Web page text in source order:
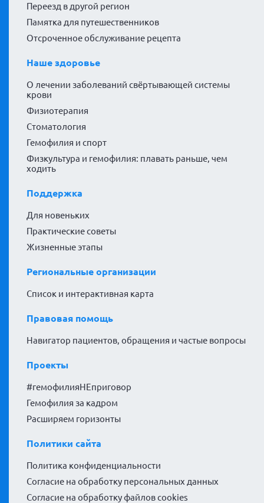
Переезд в другой регион
Памятка для путешественников
Отсроченное обслуживание рецепта
Наше здоровье
О лечении заболеваний свёртывающей системы
крови
Физиотерапия
Стоматология
Гемофилия и спорт
Физкультура и гемофилия: плавать раньше, чем
ходить
Поддержка
Для новеньких
Практические советы
Жизненные этапы
Региональные организации
Список и интерактивная карта
Правовая помощь
Навигатор пациентов, обращения и частые вопросы
Проекты
#гемофилияНЕприговор
Гемофилия за кадром
Расширяем горизонты
Политики сайта
Политика конфиденциальности
Согласие на обработку персональных данных
Согласие на обработку файлов cookies